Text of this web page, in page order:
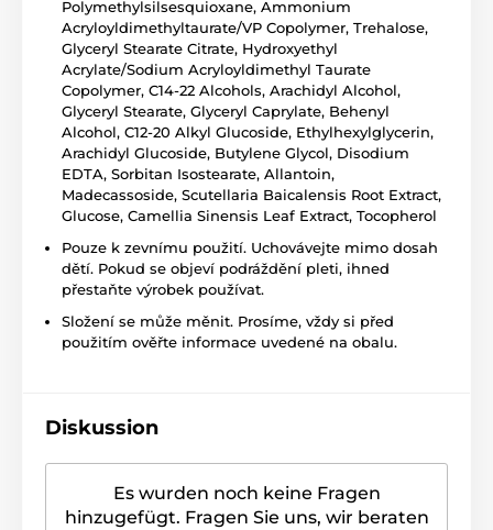
Polymethylsilsesquioxane, Ammonium
Acryloyldimethyltaurate/VP Copolymer, Trehalose,
Glyceryl Stearate Citrate, Hydroxyethyl
Acrylate/Sodium Acryloyldimethyl Taurate
Copolymer, C14-22 Alcohols, Arachidyl Alcohol,
Glyceryl Stearate, Glyceryl Caprylate, Behenyl
Alcohol, C12-20 Alkyl Glucoside, Ethylhexylglycerin,
Arachidyl Glucoside, Butylene Glycol, Disodium
EDTA, Sorbitan Isostearate, Allantoin,
Madecassoside, Scutellaria Baicalensis Root Extract,
Glucose, Camellia Sinensis Leaf Extract, Tocopherol
Pouze k zevnímu použití. Uchovávejte mimo dosah
dětí. Pokud se objeví podráždění pleti, ihned
přestaňte výrobek používat.
Složení se může měnit. Prosíme, vždy si před
použitím ověřte informace uvedené na obalu.
Diskussion
Es wurden noch keine Fragen
hinzugefügt. Fragen Sie uns, wir beraten